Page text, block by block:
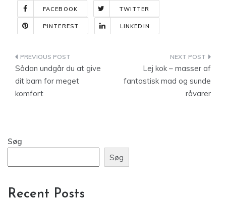
FACEBOOK TWITTER
PINTEREST LINKEDIN
Indlægsnavigation
Sådan undgår du at give
dit barn for meget
komfort
Lej kok – masser af
fantastisk mad og sunde
råvarer
Søg
Søg
Recent Posts